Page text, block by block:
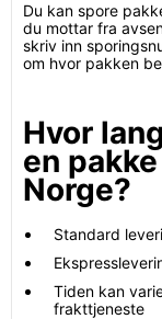
Du kan spore
du mottar fra
skriv inn
om hvor pakken
Hvor
en
Norge?
Standard
Tiden kan
frakttjeneste